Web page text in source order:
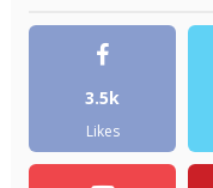
3.5k
Likes